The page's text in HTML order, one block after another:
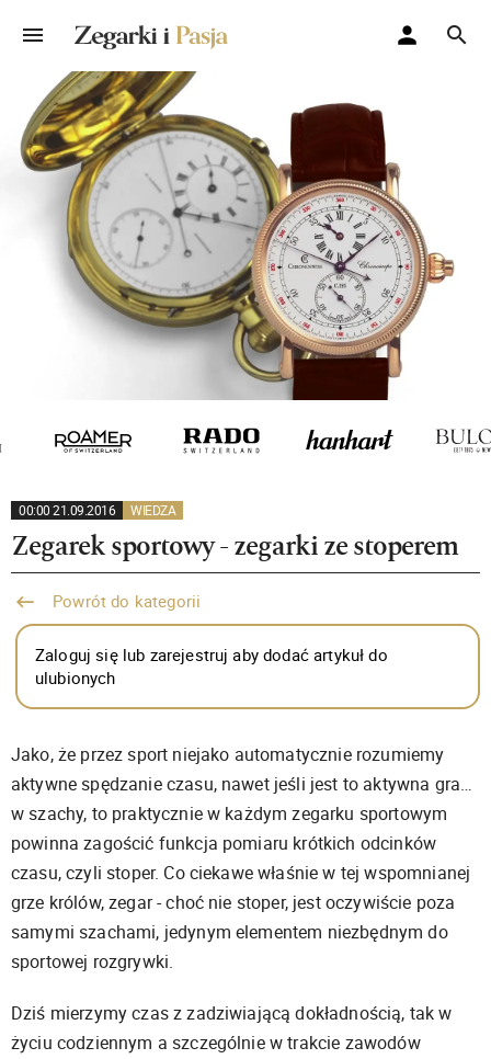
00:00 21.09.2016 WIEDZA
Zegarek sportowy - zegarki ze stoperem
Powrót do kategorii
Zaloguj się lub zarejestruj aby dodać artykuł do
ulubionych
Jako, że przez sport niejako automatycznie rozumiemy
aktywne spędzanie czasu, nawet jeśli jest to aktywna gra…
w szachy, to praktycznie w każdym zegarku sportowym
powinna zagościć funkcja pomiaru krótkich odcinków
czasu, czyli stoper. Co ciekawe właśnie w tej wspomnianej
grze królów, zegar - choć nie stoper, jest oczywiście poza
samymi szachami, jedynym elementem niezbędnym do
sportowej rozgrywki.
Dziś mierzymy czas z zadziwiającą dokładnością, tak w
życiu codziennym a szczególnie w trakcie zawodów